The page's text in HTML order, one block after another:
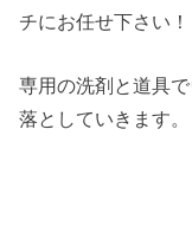
チにお任せ下さい！
専用の洗剤と道具
落としていきます。